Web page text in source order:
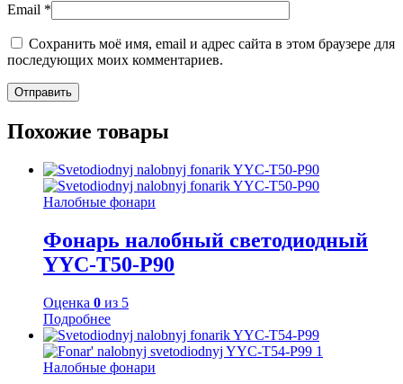
Email *
Сохранить моё имя, email и адрес сайта в этом браузере для
последующих моих комментариев.
Похожие товары
Налобные фонари
Фонарь налобный светодиодный
YYC-Т50-P90
Оценка 0 из 5
Подробнее
Налобные фонари